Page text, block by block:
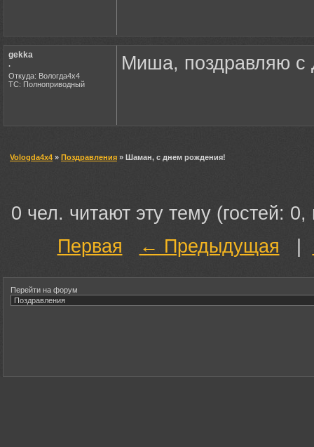
gekka
.
Откуда: Вологда4х4
ТС: Полноприводный
Миша, поздравляю
Vologda4x4 » Поздравления » Шаман, с днем рождения!
0 чел. читают эту тему (гостей:
Первая
← Предыдущая
Перейти на форум